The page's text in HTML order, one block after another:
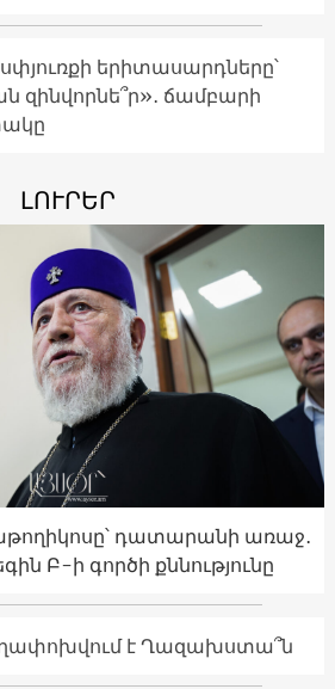
երիտասարդները՝
ճամբարի
ԼՈՒՐԵՐ
դատարանի առաջ․
Բ-ի գործի քննությունը
է Ղազախստա՞ն